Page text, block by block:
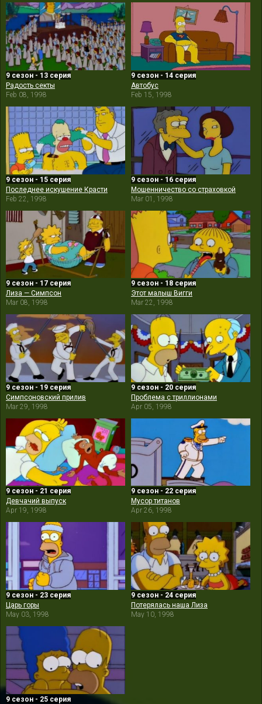
9 сезон - 13 серия
Радость секты
Feb 08, 1998
9 сезон - 14 серия
Автобус
Feb 15, 1998
9 сезон - 15 серия
Последнее искушение Красти
Feb 22, 1998
9 сезон - 16 серия
Мошенничество со страховкой
Mar 01, 1998
9 сезон - 17 серия
Лиза — Симпсон
Mar 08, 1998
9 сезон - 18 серия
Этот малыш Вигги
Mar 22, 1998
9 сезон - 19 серия
Симпсоновский прилив
Mar 29, 1998
9 сезон - 20 серия
Проблема с триллионами
Apr 05, 1998
9 сезон - 21 серия
Девчачий выпуск
Apr 19, 1998
9 сезон - 22 серия
Мусор титанов
Apr 26, 1998
9 сезон - 23 серия
Царь горы
May 03, 1998
9 сезон - 24 серия
Потерялась наша Лиза
May 10, 1998
9 сезон - 25 серия